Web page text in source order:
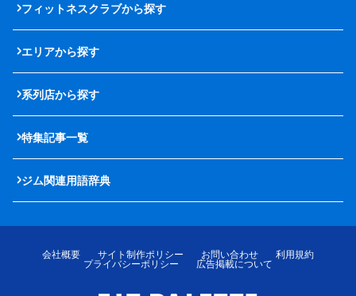
フィットネスクラブから探す
エリアから探す
系列店から探す
特集記事一覧
ジム関連用語辞典
会社概要 サイト制作ポリシー お問い合わせ
利用規約
プライバシーポリシー
広告掲載について